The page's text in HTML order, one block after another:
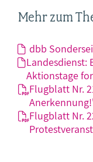
Mehr zum
dbb
Landesdienst:
Aktionstage
Flugblatt Nr.
Flugblatt Nr.